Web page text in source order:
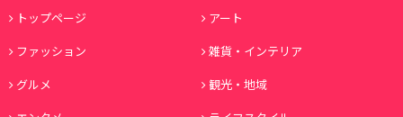
トップページ
アート
ファッション
雑貨・インテリア
グルメ
観光・地域